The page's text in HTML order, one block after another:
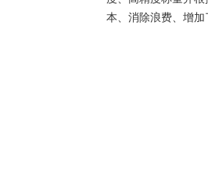
本、消除浪费、增加